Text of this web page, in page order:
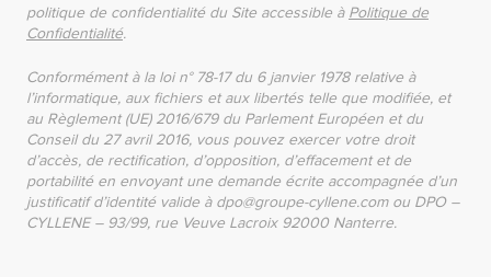
politique de confidentialité du Site accessible à Politique de
Confidentialité.
Conformément à la loi n° 78-17 du 6 janvier 1978 relative à
l’informatique, aux fichiers et aux libertés telle que modifiée, et
au Règlement (UE) 2016/679 du Parlement Européen et du
Conseil du 27 avril 2016, vous pouvez exercer votre droit
d’accès, de rectification, d’opposition, d’effacement et de
portabilité en envoyant une demande écrite accompagnée d’un
justificatif d’identité valide à dpo@groupe-cyllene.com ou DPO –
CYLLENE – 93/99, rue Veuve Lacroix 92000 Nanterre.